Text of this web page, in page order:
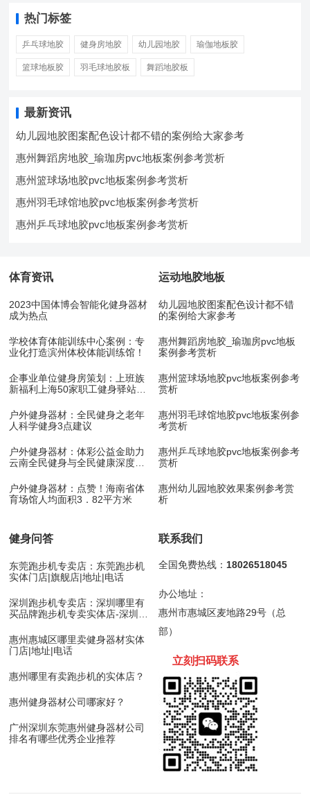
热门标签
乒乓球地胶 健身房地胶 幼儿园地胶 瑜伽地板胶
篮球地板胶 羽毛球地胶板 舞蹈地胶板
最新资讯
幼儿园地胶图案配色设计都不错的案例给大家参考
惠州舞蹈房地胶_瑜珈房pvc地板案例参考赏析
惠州篮球场地胶pvc地板案例参考赏析
惠州羽毛球馆地胶pvc地板案例参考赏析
惠州乒乓球地胶pvc地板案例参考赏析
体育资讯
2023中国体博会智能化健身器材
成为热点
学校体育体能训练中心案例：专
业化打造滨州体校体能训练馆！
企事业单位健身房策划：上班族
新福利上海50家职工健身驿站10
户外健身器材：全民健身之老年
人科学健身3点建议
户外健身器材：体彩公益金助力
云南全民健身与全民健康深度融
户外健身器材：点赞！海南省体
育场馆人均面积3．82平方米
运动地胶地板
幼儿园地胶图案配色设计都不错
的案例给大家参考
惠州舞蹈房地胶_瑜珈房pvc地板
案例参考赏析
惠州篮球场地胶pvc地板案例参考
赏析
惠州羽毛球馆地胶pvc地板案例参
考赏析
惠州乒乓球地胶pvc地板案例参考
赏析
惠州幼儿园地胶效果案例参考赏
析
健身问答
东莞跑步机专卖店：东莞跑步机
实体门店|旗舰店|地址|电话
深圳跑步机专卖店：深圳哪里有
买品牌跑步机专卖实体店-深圳跑
惠州惠城区哪里卖健身器材实体
门店|地址|电话
惠州哪里有卖跑步机的实体店？
惠州健身器材公司哪家好？
广州深圳东莞惠州健身器材公司
排名有哪些优秀企业推荐
联系我们
全国免费热线： 18026518045
办公地址：
惠州市惠城区麦地路29号（总
部）
立刻扫码联系